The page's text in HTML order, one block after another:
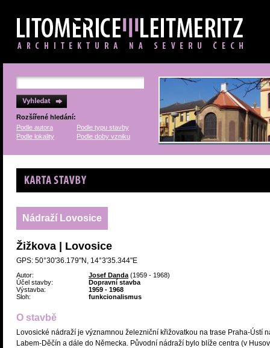
Rozšířené hledání:
Podle autora
Podle typu stavby
Podle lokality
Podle doby vzniku
Karta stavby
Nádraží Lovosice
Žižkova | Lovosice
GPS: 50°30'36.179"N, 14°3'35.344"E
Autor: Josef Danda (1959 - 1968)
Účel stavby:
Dopravní stavba
Výstavba:
1959 - 1968
Sloh:
funkcionalismus
O stavbě
Lovosické nádraží je významnou železniční křižovatkou na trase Praha-Ústí
Labem-Děčín a dále do Německa. Původní nádraží bylo blíže centra (v